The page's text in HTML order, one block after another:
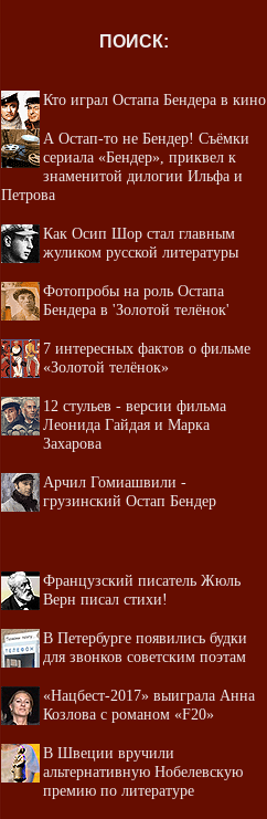
ПОИСК:
Кто играл Остапа Бендера в кино
А Остап-то не Бендер! Cъёмки
сериала «Бендер», приквел к
знаменитой дилогии Ильфа и
Петрова
Как Осип Шор стал главным
жуликом русской литературы
Фотопробы на роль Остапа
Бендера в 'Золотой телёнок'
7 интересных фактов о фильме
«Золотой телёнок»
12 стульев - версии фильма
Леонида Гайдая и Марка
Захарова
Арчил Гомиашвили -
грузинский Остап Бендер
Французский писатель Жюль
Верн писал стихи!
В Петербурге появились будки
для звонков советским поэтам
«Нацбест-2017» выиграла Анна
Козлова с романом «F20»
В Швеции вручили
альтернативную Нобелевскую
премию по литературе